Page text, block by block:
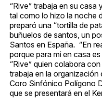
“Rive” trabaja en su casa
tal como lo hizo la noche
preparó una “tortilla de
buñuelos de santos, un
Santos en España. “En
porque para mí en casa
“Rive” quien colabora
trabaja en la organización
Coro Sinfónico Polígono
que se presentará en el